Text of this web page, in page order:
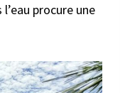
procure une